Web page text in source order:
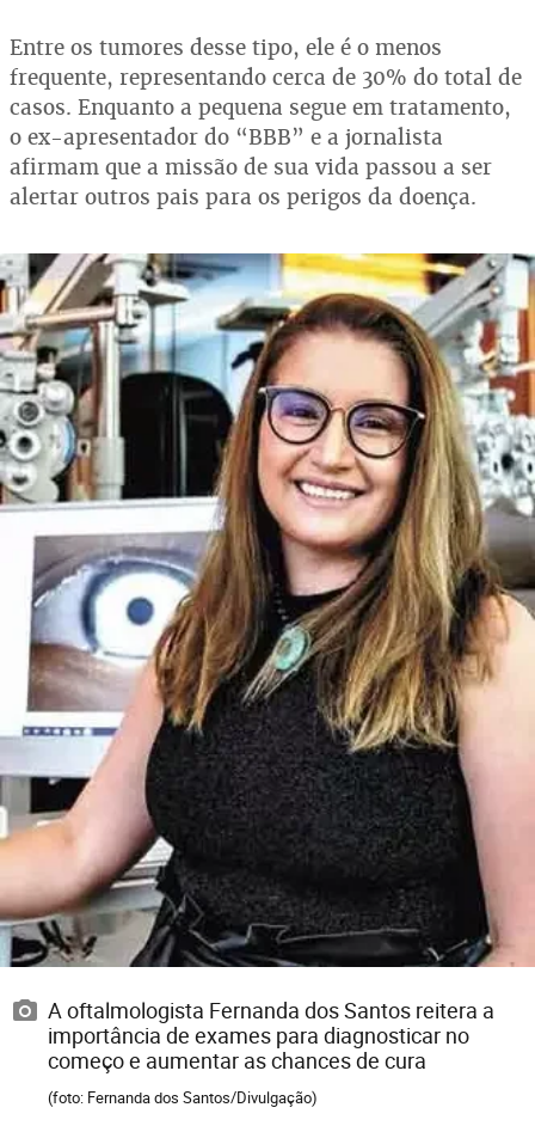
Entre os tumores desse tipo, ele é o menos
frequente, representando cerca de 30% do total de
casos. Enquanto a pequena segue em tratamento,
o ex-apresentador do “BBB” e a jornalista
afirmam que a missão de sua vida passou a ser
alertar outros pais para os perigos da doença.
A oftalmologista Fernanda dos Santos reitera a
importância de exames para diagnosticar no
começo e aumentar as chances de cura
(foto: Fernanda dos Santos/Divulgação)